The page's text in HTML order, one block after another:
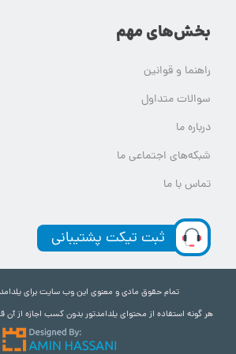
بخش‌های مهم
راهنما و قوانین
سوالات متداول
درباره ما
شبکه‌های اجتماعی ما
تماس با ما
ثبت تیکت پشتیبانی
تمام حقوق مادی و معنوی این وب سایت برای
هر گونه استفاده از محتوای یلدامدتور بدون کسب اجازه از آن